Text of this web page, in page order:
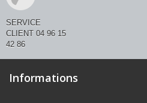
SERVICE
CLIENT 04 96 15
42 86
Informations